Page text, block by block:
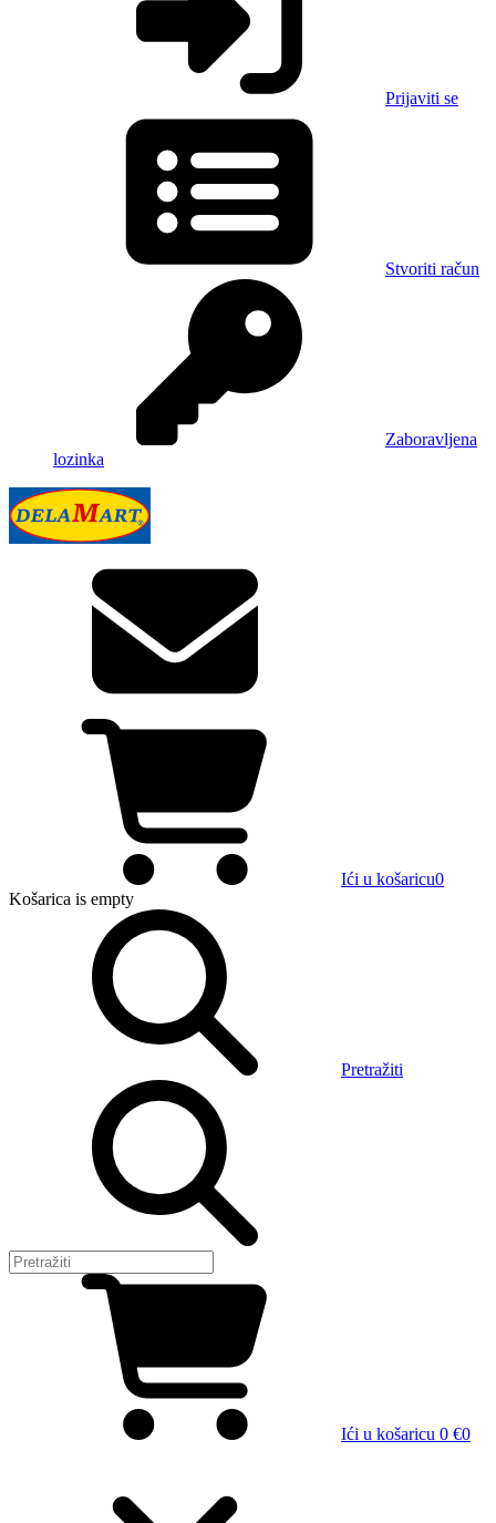
Prijaviti se
Stvoriti račun
Zaboravljena
lozinka
Ići u košaricu0
Košarica is empty
Pretražiti
Ići u košaricu 0 €0